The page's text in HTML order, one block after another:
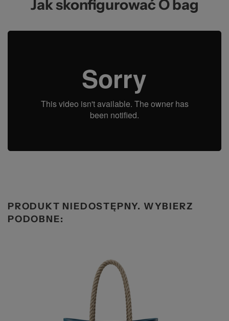
Jak skonfigurować O bag
PRODUKT NIEDOSTĘPNY. WYBIERZ
PODOBNE: